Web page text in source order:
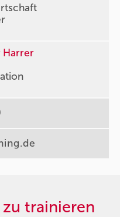
Harrer
trainieren